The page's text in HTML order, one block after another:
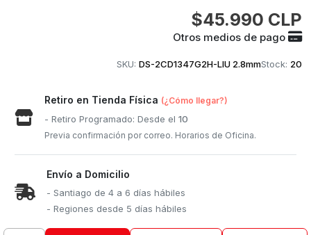
$45.990 CLP
Otros medios de pago
SKU: DS-2CD1347G2H-LIU 2.8mmStock: 20
Retiro en Tienda Física (¿Cómo llegar?)
- Retiro Programado: Desde el10
Previa confirmación por correo. Horarios de Oficina.
Envío a Domicilio
- Santiago de 4 a 6 días hábiles
- Regiones desde 5 días hábiles